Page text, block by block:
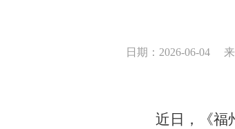
日期：2026-06-04
近日，《福